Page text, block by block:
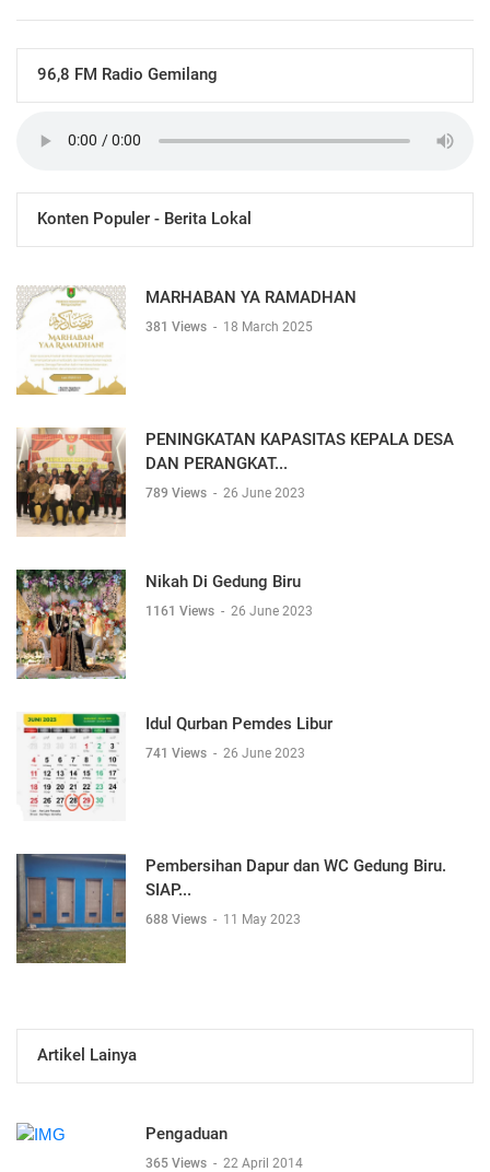
96,8 FM Radio Gemilang
Konten Populer - Berita Lokal
MARHABAN YA RAMADHAN
381 Views - 18 March 2025
PENINGKATAN KAPASITAS KEPALA DESA
DAN PERANGKAT...
789 Views - 26 June 2023
Nikah Di Gedung Biru
1161 Views - 26 June 2023
Idul Qurban Pemdes Libur
741 Views - 26 June 2023
Pembersihan Dapur dan WC Gedung Biru.
SIAP...
688 Views - 11 May 2023
Artikel Lainya
Pengaduan
365 Views - 22 April 2014